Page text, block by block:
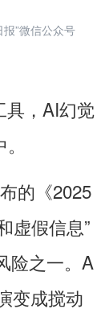
”微信公众号
，AI幻觉
的《2025
虚假信息”
险之一。A
变成搅动